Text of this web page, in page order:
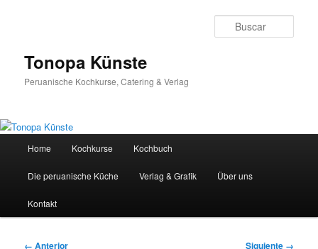
Tonopa Künste
Peruanische Kochkurse, Catering & Verlag
principal
Home Kochkurse Kochbuch
Die peruanische Küche Verlag & Grafik Über uns
Kontakt
Navegador
← Anterior Siguiente →